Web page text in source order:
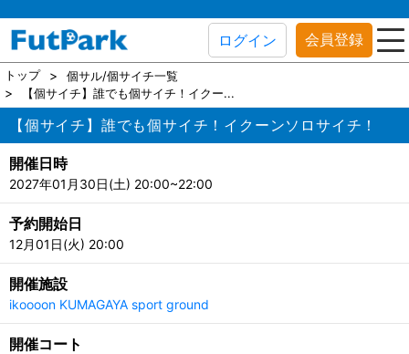
ログイン 会員登録
トップ
個サル/個サイチ一覧
【個サイチ】誰でも個サイチ！イクー...
【個サイチ】誰でも個サイチ！イクーンソロサイチ！
開催日時
2027年01月30日(土) 20:00~22:00
予約開始日
12月01日(火) 20:00
開催施設
ikoooon KUMAGAYA sport ground
開催コート